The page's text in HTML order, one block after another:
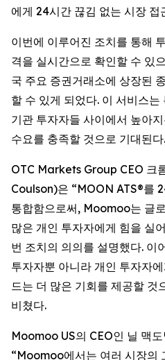
에게 24시간 끊김 없는 시장
이번에 이루어진 조치를 통해
격을 실시간으로 확인할 수 있
국 주요 증권거래소에 상장된
할 수 있게 되었다. 이 서비스
기관 투자자들 사이에서 높아
수요를 충족할 것으로 기대된다.
OTC Markets Group CEO 크
Coulson)은 “MOON ATS®를
통합함으로써, Moomoo는 글
많은 개인 투자자에게 힘을 실
번 조치의 의의를 설명했다. 이
투자자뿐 아니라 개인 투자자
드는 더 많은 기회를 제공할 것
비쳤다.
Moomoo US의 CEO인 닐 맥
“Moomoo에서는 여러 시장의